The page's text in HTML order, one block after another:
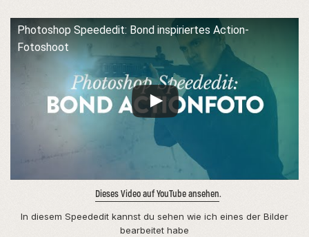
Photoshop Speededit: Bond inspiriertes Action-
Fotoshoot
Dieses Video auf YouTube ansehen.
In diesem Speededit kannst du sehen wie ich eines der Bilder
bearbeitet habe